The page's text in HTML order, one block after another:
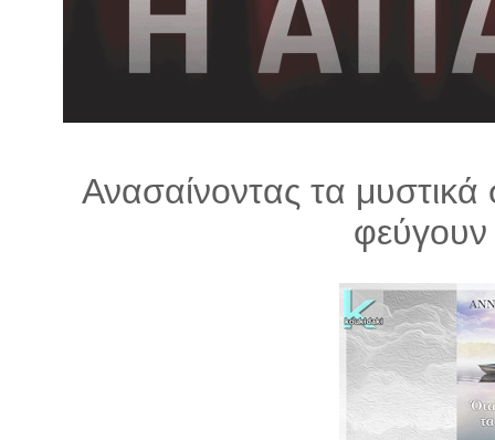
Ανασαίνοντας τα μυστικά